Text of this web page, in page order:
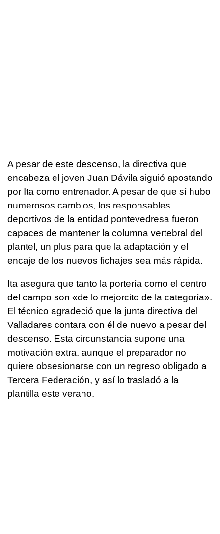
A pesar de este descenso, la directiva que
encabeza el joven Juan Dávila siguió apostando
por Ita como entrenador. A pesar de que sí hubo
numerosos cambios, los responsables
deportivos de la entidad pontevedresa fueron
capaces de mantener la columna vertebral del
plantel, un plus para que la adaptación y el
encaje de los nuevos fichajes sea más rápida.
Ita asegura que tanto la portería como el centro
del campo son «de lo mejorcito de la categoría».
El técnico agradeció que la junta directiva del
Valladares contara con él de nuevo a pesar del
descenso. Esta circunstancia supone una
motivación extra, aunque el preparador no
quiere obsesionarse con un regreso obligado a
Tercera Federación, y así lo trasladó a la
plantilla este verano.